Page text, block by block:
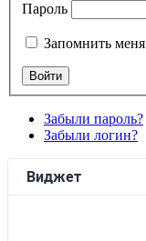
Пароль
Запомнить меня
Забыли пароль?
Забыли логин?